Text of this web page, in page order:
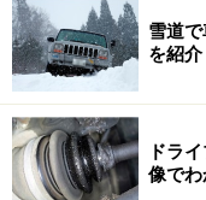
のハブセンターに
いません。これはク
ーや車種によって異
開けておくことで、
考えて設計されてい
雪道
を紹介
ドラ
像でわ